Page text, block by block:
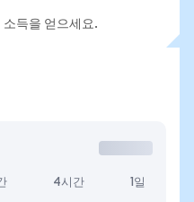
득을 얻으세요.
4시간 1일